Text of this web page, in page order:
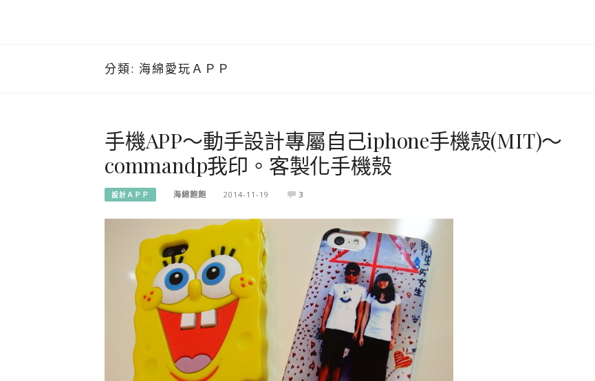
分類: 海綿愛玩ＡＰＰ
手機APP～動手設計專屬自己iphone手機殼(MIT)～
commandp我印。客製化手機殼
設計ＡＰＰ 海綿飽飽 2014-11-19 3